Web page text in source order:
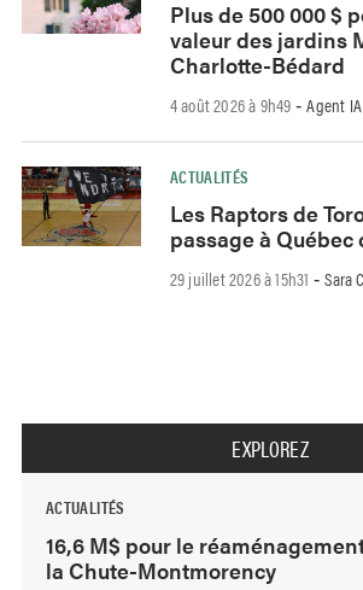
Plus de 500 000 $
valeur des jardins
Charlotte-Bédard
4 août 2026 à 9h49 -Agent
ACTUALITÉS
Les Raptors de
passage à Québec
29 juillet 2026 à 15h31 -Sara
EXPLOREZ
ACTUALITÉS
16,6 M$ pour le
la Chute-Montmorency